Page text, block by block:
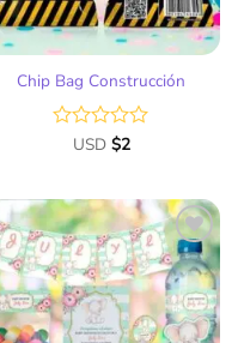
Chip Bag Construcción
Valorado
de
5
USD $2
Añadir
a la
lista
de
deseos